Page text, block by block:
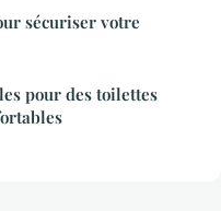
sécuriser votre
pour des toilettes